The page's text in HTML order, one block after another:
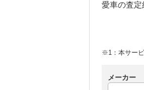
愛車の査定
※1：本サー
メーカー